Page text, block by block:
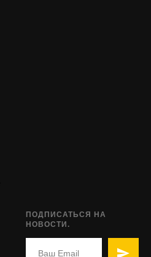
ПОДПИСАТЬСЯ НА
НОВОСТИ.